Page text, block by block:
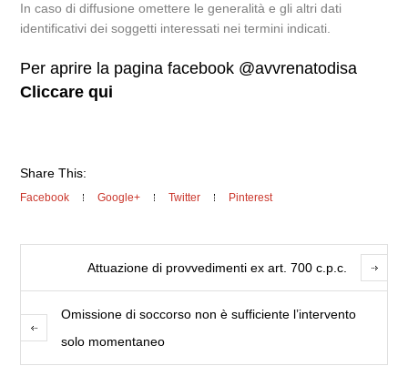
In caso di diffusione omettere le generalità e gli altri dati
identificativi dei soggetti interessati nei termini indicati.
Per aprire la pagina facebook @avvrenatodisa
Cliccare qui
Share This:
Facebook Google+ Twitter Pinterest
Attuazione di provvedimenti ex art. 700 c.p.c.
Omissione di soccorso non è sufficiente l’intervento
solo momentaneo